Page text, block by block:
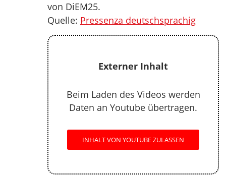
von DiEM25.
Quelle: Pressenza deutschsprachig
Externer Inhalt
Beim Laden des Videos werden
Daten an Youtube übertragen.
INHALT VON YOUTUBE ZULASSEN